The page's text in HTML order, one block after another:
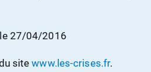
27/04/2016
sitewww.les-crises.fr.